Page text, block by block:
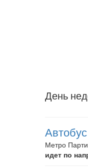
День
Метро
идет по